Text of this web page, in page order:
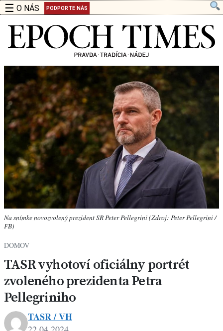
☰ O NÁS PODPORTE NÁS
Na snímke novozvolený prezident SR Peter Pellegrini (Zdroj: Peter Pellegrini /
FB)
DOMOV
TASR vyhotoví oficiálny portrét
zvoleného prezidenta Petra
Pellegriniho
TASR / VH